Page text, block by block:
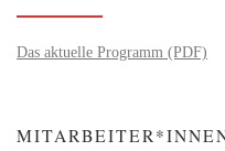
Das aktuelle Programm (PDF)